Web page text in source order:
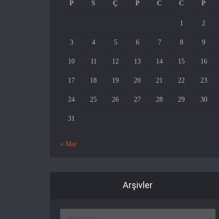
P S Ç P C C P
1 2
3 4 5 6 7 8 9
10 11 12 13 14 15 16
17 18 19 20 21 22 23
24 25 26 27 28 29 30
31
« Mar
Arşivler